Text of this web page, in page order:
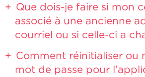
Que dois-je faire si mon
associé à une ancienne
courriel ou si celle-ci a
Comment réinitialiser ou
mot de passe pour